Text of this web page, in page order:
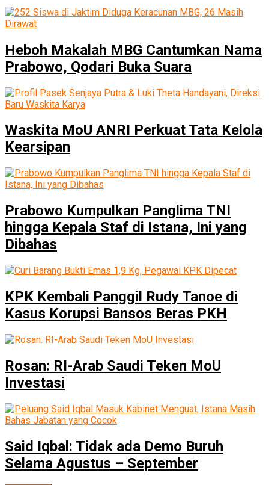
Heboh Makalah MBG Cantumkan Nama
Prabowo, Qodari Buka Suara
Waskita MoU ANRI Perkuat Tata Kelola
Kearsipan
Prabowo Kumpulkan Panglima TNI
hingga Kepala Staf di Istana, Ini yang
Dibahas
KPK Kembali Panggil Rudy Tanoe di
Kasus Korupsi Bansos Beras PKH
Rosan: RI-Arab Saudi Teken MoU
Investasi
Said Iqbal: Tidak ada Demo Buruh
Selama Agustus – September